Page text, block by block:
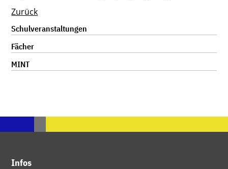
Zurück
Navigation
überspringen
Schulveranstaltungen
Fächer
MINT
Infos